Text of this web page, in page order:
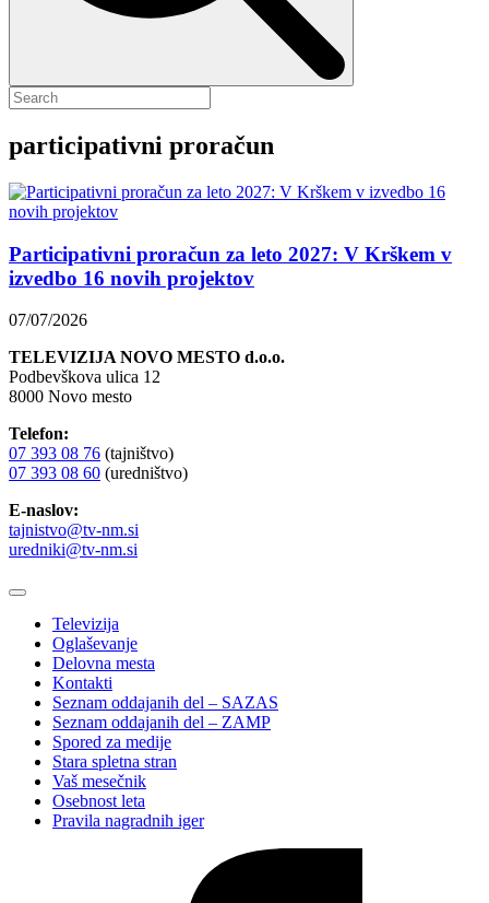
participativni proračun
Participativni proračun za leto 2027: V Krškem v
izvedbo 16 novih projektov
07/07/2026
TELEVIZIJA NOVO MESTO d.o.o.
Podbevškova ulica 12
8000 Novo mesto
Telefon:
07 393 08 76 (tajništvo)
07 393 08 60 (uredništvo)
E-naslov:
tajnistvo@tv-nm.si
uredniki@tv-nm.si
Televizija
Oglaševanje
Delovna mesta
Kontakti
Seznam oddajanih del – SAZAS
Seznam oddajanih del – ZAMP
Spored za medije
Stara spletna stran
Vaš mesečnik
Osebnost leta
Pravila nagradnih iger